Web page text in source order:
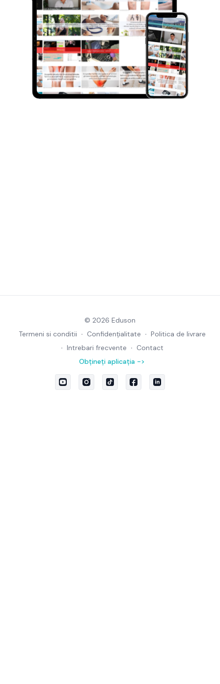
© 2026 Eduson
Termeni si conditii ∙ Confidențialitate ∙ Politica de livrare
∙ Intrebari frecvente ∙ Contact
Obțineți aplicația ->